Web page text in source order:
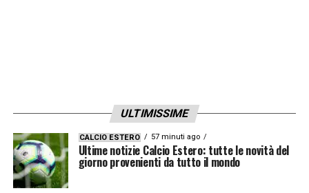
ULTIMISSIME
CALCIO ESTERO 57 minuti ago
Ultime notizie Calcio Estero: tutte le novità del
giorno provenienti da tutto il mondo